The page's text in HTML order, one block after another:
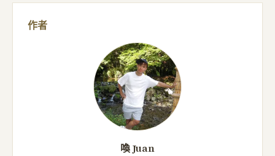
作者
喚 Juan